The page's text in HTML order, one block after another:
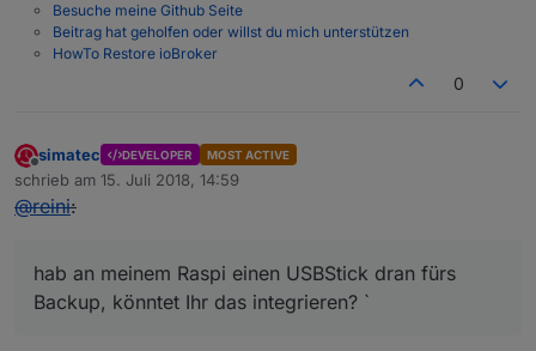
Besuche meine Github Seite
Beitrag hat geholfen oder willst du mich unterstützen
HowTo Restore ioBroker
0
Offline
simatec DEVELOPER MOST ACTIVE
schrieb am 15. Juli 2018, 14:59
zuletzt editiert von
@reini:
hab an meinem Raspi einen USBStick dran fürs
Backup, könntet Ihr das integrieren? `